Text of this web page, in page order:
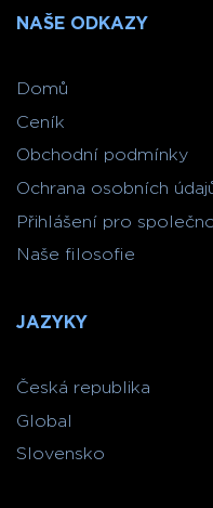
NAŠE ODKAZY
Domů
Ceník
Obchodní podmínky
Ochrana osobních
Přihlášení pro
Naše filosofie
JAZYKY
Česká republika
Global
Slovensko